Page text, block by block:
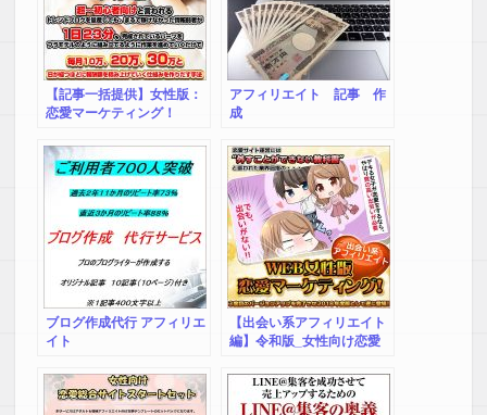
【記事一括提供】女性版：
恋愛マーケティング！
アフィリエイト 記事 作
成
ブログ作成代行 アフィリエ
イト
【出会い系アフィリエイト
編】令和版_女性向け恋愛